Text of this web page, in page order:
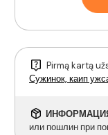
Pirmą kartą
Сужинок, каип
или пошлин при